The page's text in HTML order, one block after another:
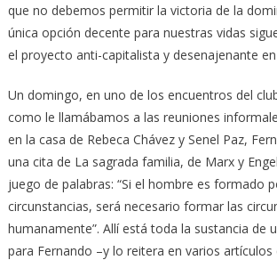
que no debemos permitir la victoria de la
única opción decente para nuestras vidas
el proyecto anti-capitalista y desenajenante en
Un domingo, en uno de los encuentros del
como le llamábamos a las reuniones
en la casa de Rebeca Chávez y Senel Paz,
una cita de La sagrada familia, de Marx y
juego de palabras: “Si el hombre es formado
circunstancias, será necesario formar las
humanamente”. Allí está toda la sustancia de
para Fernando –y lo reitera en varios artículos